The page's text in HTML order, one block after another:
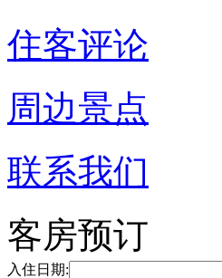
住客评论
周边景点
联系我们
客房预订
入住日期: